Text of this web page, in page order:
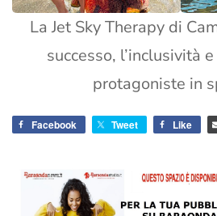
La Jet Sky Therapy di
successo, l’inclusività
protagoniste in
Facebook Tweet Like